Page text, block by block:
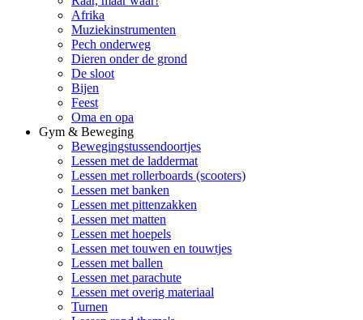
Afrika
Muziekinstrumenten
Pech onderweg
Dieren onder de grond
De sloot
Bijen
Feest
Oma en opa
Gym & Beweging
Bewegingstussendoortjes
Lessen met de laddermat
Lessen met rollerboards (scooters)
Lessen met banken
Lessen met pittenzakken
Lessen met matten
Lessen met hoepels
Lessen met touwen en touwtjes
Lessen met ballen
Lessen met parachute
Lessen met overig materiaal
Turnen